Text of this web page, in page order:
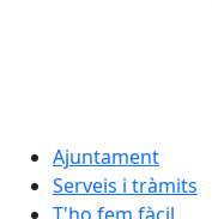
Ajuntament
Serveis i tràmits